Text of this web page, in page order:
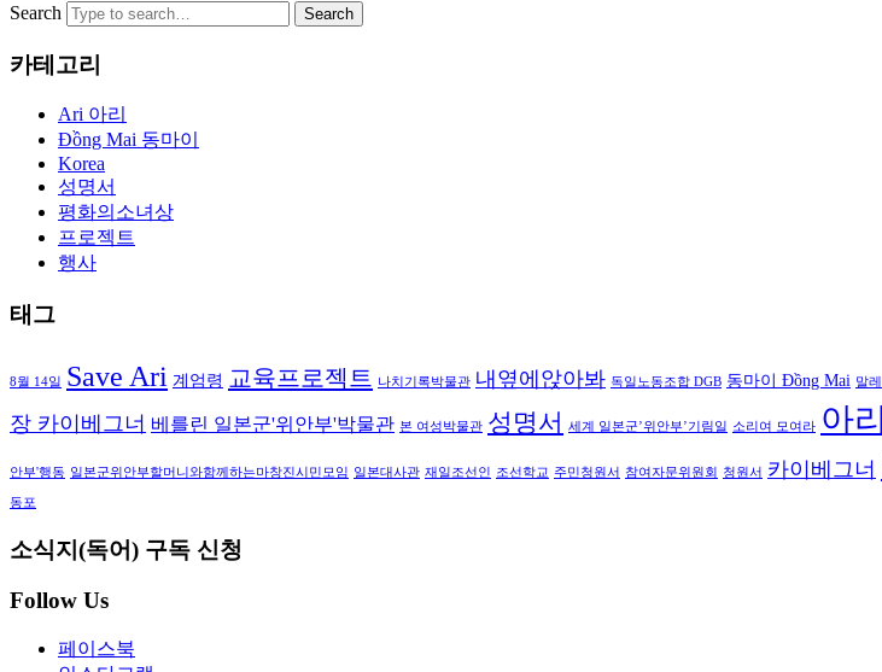
Search
카테고리
Ari 아리
Đồng Mai 동마이
Korea
성명서
평화의소녀상
프로젝트
행사
태그
8월 14일 Save Ari 계엄령 교육프로젝트 나치기록박물관 내옆에앉아봐 독일노동조합 DGB 동마이 Đồng Mai 말
장 카이베그너 베를린 일본군'위안부'박물관 본 여성박물관 성명서 세계 일본군’위안부’기림일 소리여 모여라 아
안부'행동 일본군위안부할머니와함께하는마창진시민모임 일본대사관 재일조선인 조선학교 주민청원서 참여자문위원회 청원서 카이베그너
동포
소식지(독어) 구독 신청
Follow Us
페이스북